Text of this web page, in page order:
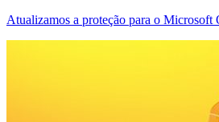
Atualizamos a proteção para o Microsoft